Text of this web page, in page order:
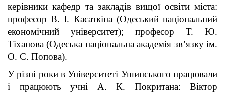
керівники кафедр та закладів вищої освіти міста:
професор В. І. Касаткіна (Одеський національний
економічний університет); професор Т. Ю.
Тіханова (Одеська національна академія зв’язку ім.
О. С. Попова).
У різні роки в Університеті Ушинського працювали
і працюють учні А. К. Покритана: Віктор